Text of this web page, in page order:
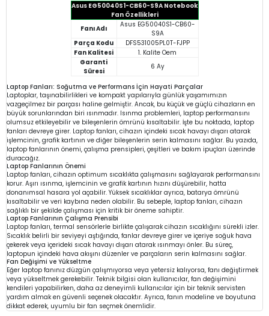
Asus EG50040S1-CB60-S9A Notebook
Fan Özellikleri
Fanı Adı
Asus EG50040S1-CB60-
S9A
Parça Kodu
DFS531005PL0T-FJPP
Fan Kalitesi
1. Kalite Oem
Garanti
Süresi
6 Ay
Laptop Fanları: Soğutma ve Performans İçin Hayati Parçalar
Laptoplar, taşınabilirlikleri ve kompakt yapılarıyla günlük yaşamımızın
vazgeçilmez bir parçası haline gelmiştir. Ancak, bu küçük ve güçlü cihazların en
büyük sorunlarından biri ısınmadır. Isınma problemleri, laptop performansını
olumsuz etkileyebilir ve bileşenlerin ömrünü kısaltabilir. İşte bu noktada, laptop
fanları devreye girer. Laptop fanları, cihazın içindeki sıcak havayı dışarı atarak
işlemcinin, grafik kartının ve diğer bileşenlerin serin kalmasını sağlar. Bu yazıda,
laptop fanlarının önemi, çalışma prensipleri, çeşitleri ve bakım ipuçları üzerinde
duracağız.
Laptop Fanlarının Önemi
Laptop fanları, cihazın optimum sıcaklıkta çalışmasını sağlayarak performansını
korur. Aşırı ısınma, işlemcinin ve grafik kartının hızını düşürebilir, hatta
donanımsal hasara yol açabilir. Yüksek sıcaklıklar ayrıca, batarya ömrünü
kısaltabilir ve veri kaybına neden olabilir. Bu sebeple, laptop fanları, cihazın
sağlıklı bir şekilde çalışması için kritik bir öneme sahiptir.
Laptop Fanlarının Çalışma Prensibi
Laptop fanları, termal sensörlerle birlikte çalışarak cihazın sıcaklığını sürekli izler.
Sıcaklık belirli bir seviyeyi aştığında, fanlar devreye girer ve içeriye soğuk hava
çekerek veya içerideki sıcak havayı dışarı atarak ısınmayı önler. Bu süreç,
laptopun içindeki hava akışını düzenler ve parçaların serin kalmasını sağlar.
Fan Değişimi ve Yükseltme
Eğer laptop fanınız düzgün çalışmıyorsa veya yetersiz kalıyorsa, fanı değiştirmek
veya yükseltmek gerekebilir. Teknik bilgisi olan kullanıcılar, fan değişimini
kendileri yapabilirken, daha az deneyimli kullanıcılar için bir teknik servisten
yardım almak en güvenli seçenek olacaktır. Ayrıca, fanın modeline ve boyutuna
dikkat ederek, uyumlu bir fan seçmek önemlidir.